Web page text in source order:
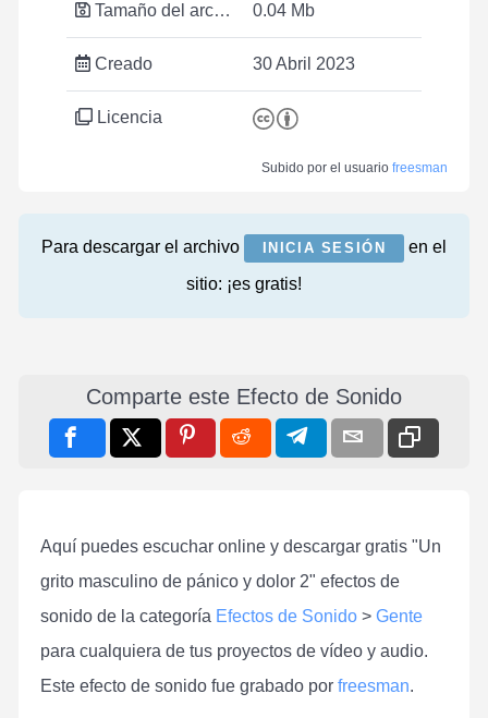
Tamaño del archivo 0.04 Mb
Creado 30 Abril 2023
Licencia
Subido por el usuario freesman
Para descargar el archivo INICIA SESIÓN
en el
sitio: ¡es gratis!
Comparte este Efecto de Sonido
Aquí puedes escuchar online y descargar gratis "Un
grito masculino de pánico y dolor 2" efectos de
sonido de la categoría Efectos de Sonido > Gente
para cualquiera de tus proyectos de vídeo y audio.
Este efecto de sonido fue grabado por freesman.